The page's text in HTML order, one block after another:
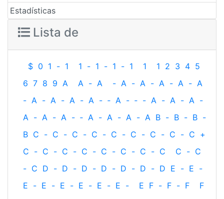
Estadísticas
Lista de
$ 0 1 - 1 1 - 1 - 1 - 1 1 1 2 3 4 5
6 7 8 9 A A - A - A - A - A - A - A
- A - A - A - A - ‐ A - ‐ - A - A - A -
A - A - A - ‐ A - A - A - A B - B - B -
B C - C - C - C - C - C - C - C - C +
C - C - C - C - C - C - C - C C - C
- C D - D - D - D - D - D - D E - E -
E - E - E - E - E - E - E F - F - F
F